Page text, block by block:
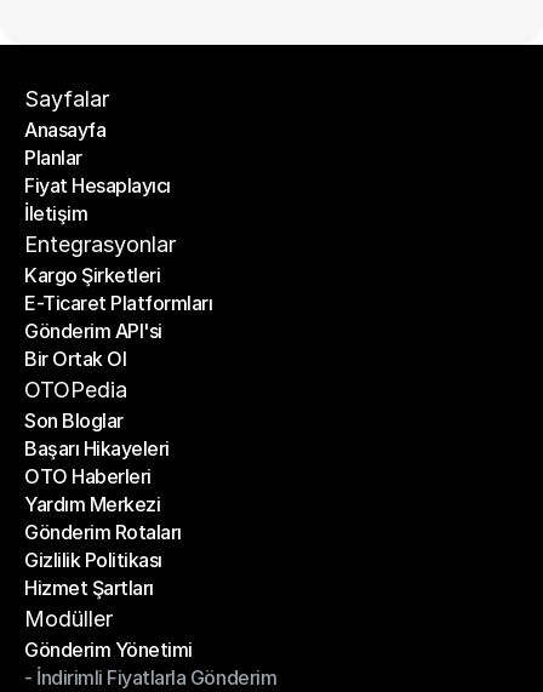
Sayfalar
Anasayfa
Anasayfa
Planlar
Planlar
Fiyat Hesaplayıcı
Fiyat Hesaplayıcı
İletişim
İletişim
Entegrasyonlar
Kargo Şirketleri
Kargo Şirketleri
E-Ticaret Platformları
E-Ticaret Platformları
Gönderim API'si
Gönderim API'si
Bir Ortak Ol
Bir Ortak Ol
OTOPedia
Son Bloglar
Son Bloglar
Başarı Hikayeleri
Başarı Hikayeleri
OTO Haberleri
OTO Haberleri
Yardım Merkezi
Yardım Merkezi
Gönderim Rotaları
Gönderim Rotaları
Gizlilik Politikası
Gizlilik Politikası
Hizmet Şartları
Hizmet Şartları
Modüller
Gönderim Yönetimi
Gönderim Yönetimi
- İndirimli Fiyatlarla Gönderim